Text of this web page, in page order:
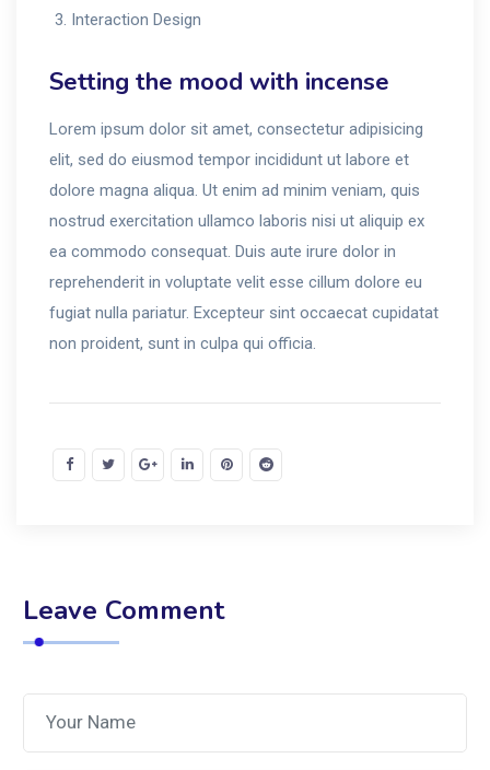
Interaction Design
Setting the mood with incense
Lorem ipsum dolor sit amet, consectetur adipisicing
elit, sed do eiusmod tempor incididunt ut labore et
dolore magna aliqua. Ut enim ad minim veniam, quis
nostrud exercitation ullamco laboris nisi ut aliquip ex
ea commodo consequat. Duis aute irure dolor in
reprehenderit in voluptate velit esse cillum dolore eu
fugiat nulla pariatur. Excepteur sint occaecat cupidatat
non proident, sunt in culpa qui officia.
Leave Comment